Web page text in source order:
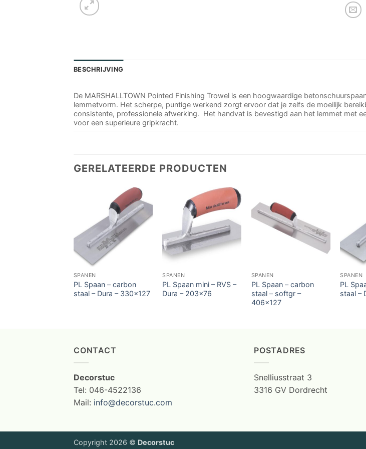
BESCHRIJVING
De MARSHALLTOWN Pointed Finishing Trowel is een hoogwaardige
lemmetvorm. Het scherpe, puntige werkend zorgt ervoor dat je zelfs de moeilijk
consistente, professionele afwerking. Het handvat is bevestigd aan het lemmet met
voor een superieure gripkracht.
GERELATEERDE PRODUCTEN
SPANEN
PL Spaan – carbon
staal – Dura – 330×127
SPANEN
PL Spaan mini – RVS –
Dura – 203×76
SPANEN
PL Spaan – carbon
staal – softgr –
406×127
SPANEN
PL
staal –
CONTACT
Decorstuc
Tel: 046-4522136
Mail: info@decorstuc.com
POSTADRES
Snelliusstraat 3
3316 GV Dordrecht
Copyright 2026 © Decorstuc